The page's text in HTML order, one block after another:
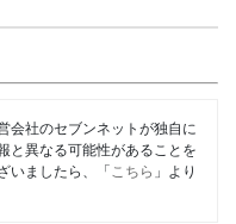
会社のセブンネットが独自に
と異なる可能性があることを
いましたら、「 こちら 」より